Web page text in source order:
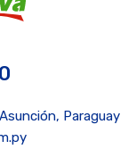
Paraguay